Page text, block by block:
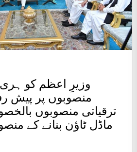
وزیرِ اعظم کو
منصوبوں پر پیش
ترقیاتی منصوبوں
ماڈل ٹاؤن بنانے کے